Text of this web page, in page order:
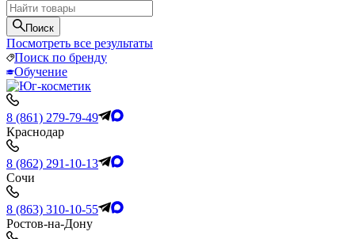
Поиск
Посмотреть все результаты
Поиск по бренду
Обучение
8 (861) 279-79-49
Краснодар
8 (862) 291-10-13
Сочи
8 (863) 310-10-55
Ростов-на-Дону